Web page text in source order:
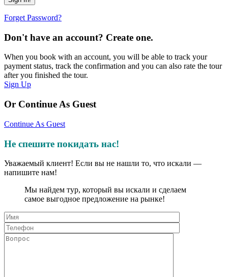
Forget Password?
Don't have an account? Create one.
When you book with an account, you will be able to track your
payment status, track the confirmation and you can also rate the tour
after you finished the tour.
Sign Up
Or Continue As Guest
Continue As Guest
Не спешите покидать нас!
Уважаемый клиент! Если вы не нашли то, что искали —
напишите нам!
Мы найдем тур, который вы искали и сделаем
самое выгодное предложение на рынке!